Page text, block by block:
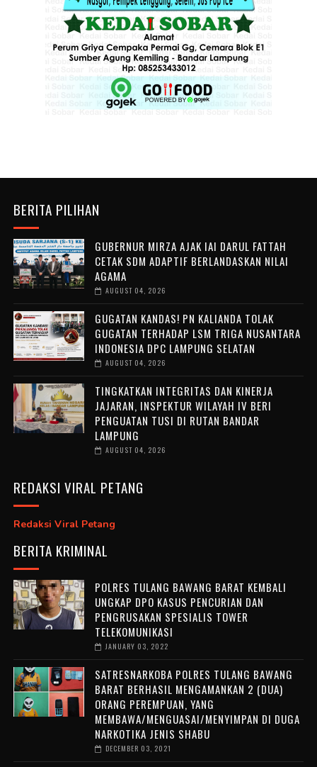
BERITA PILIHAN
GUBERNUR MIRZA AJAK IAI DARUL FATTAH
CETAK SDM ADAPTIF BERLANDASKAN NILAI
AGAMA
AUGUST 04, 2026
GUGATAN KANDAS! PN KALIANDA TOLAK
GUGATAN TERHADAP LSM TRIGA NUSANTARA
INDONESIA DPC LAMPUNG SELATAN
AUGUST 04, 2026
TINGKATKAN INTEGRITAS DAN KINERJA
JAJARAN, INSPEKTUR WILAYAH IV BERI
PENGUATAN TUSI DI RUTAN BANDAR
LAMPUNG
AUGUST 04, 2026
REDAKSI VIRAL PETANG
Redaksi Viral Petang
BERITA KRIMINAL
POLRES TULANG BAWANG BARAT KEMBALI
UNGKAP DPO KASUS PENCURIAN DAN
PENGRUSAKAN SPESIALIS TOWER
TELEKOMUNIKASI
JANUARY 03, 2022
SATRESNARKOBA POLRES TULANG BAWANG
BARAT BERHASIL MENGAMANKAN 2 (DUA)
ORANG PEREMPUAN, YANG
MEMBAWA/MENGUASAI/MENYIMPAN DI DUGA
NARKOTIKA JENIS SHABU
DECEMBER 03, 2021